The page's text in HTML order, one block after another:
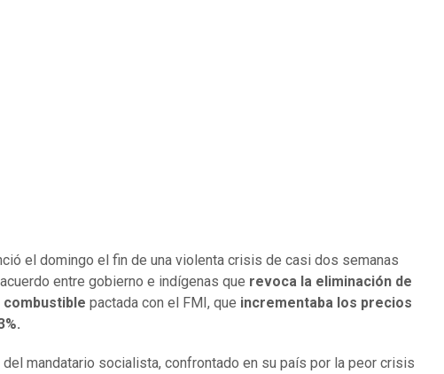
el domingo el fin de una violenta crisis de casi dos semanas
entre gobierno e indígenas que revoca la eliminación de
combustible pactada con el FMI, que incrementaba los precios
del mandatario socialista, confrontado en su país por la peor crisis